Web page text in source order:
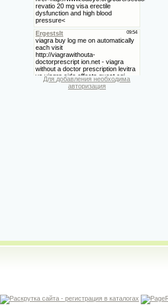
Для добавления необходима
авторизация